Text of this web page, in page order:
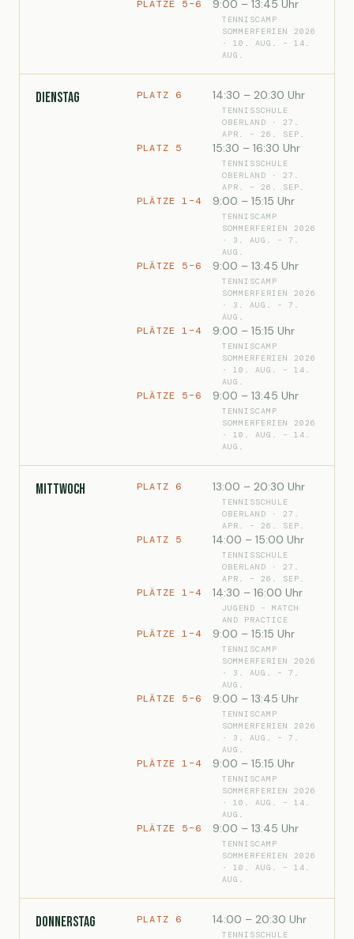
PLÄTZE 5–6 9:00 – 13:45 Uhr
TENNISCAMP
SOMMERFERIEN 2026
· 10. AUG. – 14.
AUG.
Dienstag PLATZ 6 14:30 – 20:30 Uhr
TENNISSCHULE
OBERLAND · 27.
APR. – 26. SEP.
PLATZ 5 15:30 – 16:30 Uhr
TENNISSCHULE
OBERLAND · 27.
APR. – 26. SEP.
PLÄTZE 1–4 9:00 – 15:15 Uhr
TENNISCAMP
SOMMERFERIEN 2026
· 3. AUG. – 7.
AUG.
PLÄTZE 5–6 9:00 – 13:45 Uhr
TENNISCAMP
SOMMERFERIEN 2026
· 3. AUG. – 7.
AUG.
PLÄTZE 1–4 9:00 – 15:15 Uhr
TENNISCAMP
SOMMERFERIEN 2026
· 10. AUG. – 14.
AUG.
PLÄTZE 5–6 9:00 – 13:45 Uhr
TENNISCAMP
SOMMERFERIEN 2026
· 10. AUG. – 14.
AUG.
Mittwoch PLATZ 6 13:00 – 20:30 Uhr
TENNISSCHULE
OBERLAND · 27.
APR. – 26. SEP.
PLATZ 5 14:00 – 15:00 Uhr
TENNISSCHULE
OBERLAND · 27.
APR. – 26. SEP.
PLÄTZE 1–4 14:30 – 16:00 Uhr
JUGEND – MATCH
AND PRACTICE
PLÄTZE 1–4 9:00 – 15:15 Uhr
TENNISCAMP
SOMMERFERIEN 2026
· 3. AUG. – 7.
AUG.
PLÄTZE 5–6 9:00 – 13:45 Uhr
TENNISCAMP
SOMMERFERIEN 2026
· 3. AUG. – 7.
AUG.
PLÄTZE 1–4 9:00 – 15:15 Uhr
TENNISCAMP
SOMMERFERIEN 2026
· 10. AUG. – 14.
AUG.
PLÄTZE 5–6 9:00 – 13:45 Uhr
TENNISCAMP
SOMMERFERIEN 2026
· 10. AUG. – 14.
AUG.
Donnerstag PLATZ 6 14:00 – 20:30 Uhr
TENNISSCHULE